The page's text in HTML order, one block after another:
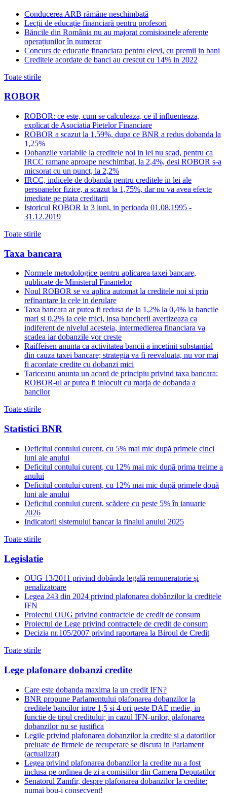
Conducerea ARB rămâne neschimbată
Lecții de educație financiară pentru profesori
Băncile din România nu au majorat comisioanele aferente
operațiunilor în numerar
Concurs de educatie financiara pentru elevi, cu premii in bani
Creditele acordate de banci au crescut cu 14% in 2022
Toate stirile
ROBOR
ROBOR: ce este, cum se calculeaza, ce il influenteaza,
explicat de Asociatia Pietelor Financiare
ROBOR a scazut la 1,59%, dupa ce BNR a redus dobanda la
1,25%
Dobanzile variabile la creditele noi in lei nu scad, pentru ca
IRCC ramane aproape neschimbat, la 2,4%, desi ROBOR s-a
micsorat cu un punct, la 2,2%
IRCC, indicele de dobanda pentru creditele in lei ale
persoanelor fizice, a scazut la 1,75%, dar nu va avea efecte
imediate pe piata creditarii
Istoricul ROBOR la 3 luni, in perioada 01.08.1995 -
31.12.2019
Toate stirile
Taxa bancara
Normele metodologice pentru aplicarea taxei bancare,
publicate de Ministerul Finantelor
Noul ROBOR se va aplica automat la creditele noi si prin
refinantare la cele in derulare
Taxa bancara ar putea fi redusa de la 1,2% la 0,4% la bancile
mari si 0,2% la cele mici, insa bancherii avertizeaza ca
indiferent de nivelul acesteia, intermedierea financiara va
scadea iar dobanzile vor creste
Raiffeisen anunta ca activitatea bancii a incetinit substantial
din cauza taxei bancare; strategia va fi reevaluata, nu vor mai
fi acordate credite cu dobanzi mici
Tariceanu anunta un acord de principiu privind taxa bancara:
ROBOR-ul ar putea fi inlocuit cu marja de dobanda a
bancilor
Toate stirile
Statistici BNR
Deficitul contului curent, cu 5% mai mic după primele cinci
luni ale anului
Deficitul contului curent, cu 12% mai mic după prima treime a
anului
Deficitul contului curent, cu 12% mai mic după primele două
luni ale anului
Deficitul contului curent, scădere cu peste 5% în ianuarie
2026
Indicatorii sistemului bancar la finalul anului 2025
Toate stirile
Legislatie
OUG 13/2011 privind dobânda legală remuneratorie și
penalizatoare
Legea 243 din 2024 privind plafonarea dobânzilor la creditele
IFN
Proiectul OUG privind contractele de credit de consum
Proiectul de Lege privind contractele de credit de consum
Decizia nr.105/2007 privind raportarea la Biroul de Credit
Toate stirile
Lege plafonare dobanzi credite
Care este dobanda maxima la un credit IFN?
BNR propune Parlamentului plafonarea dobanzilor la
creditele bancilor intre 1,5 si 4 ori peste DAE medie, in
functie de tipul creditului; in cazul IFN-urilor, plafonarea
dobanzilor nu se justifica
Legile privind plafonarea dobanzilor la credite si a datoriilor
preluate de firmele de recuperare se discuta in Parlament
(actualizat)
Legea privind plafonarea dobanzilor la credite nu a fost
inclusa pe ordinea de zi a comisiilor din Camera Deputatilor
Senatorul Zamfir, despre plafonarea dobanzilor la credite:
numai bou-i consecvent!